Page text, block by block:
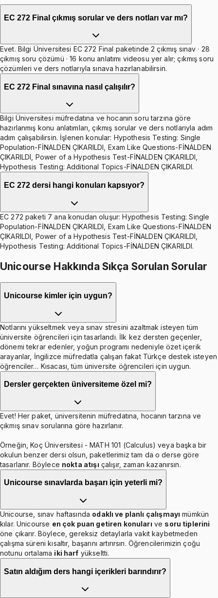
EC 272 Final çıkmış sorular ve ders notları var mı?
Evet. Bilgi Üniversitesi EC 272 Final paketinde 2 çıkmış sınav · 28
çıkmış soru çözümü · 16 konu anlatımı videosu yer alır; çıkmış soru
çözümleri ve ders notlarıyla sınava hazırlanabilirsin.
EC 272 Final sınavına nasıl çalışılır?
Bilgi Üniversitesi müfredatına ve hocanın soru tarzına göre
hazırlanmış konu anlatımları, çıkmış sorular ve ders notlarıyla adım
adım çalışabilirsin. İşlenen konular: Hypothesis Testing: Single
Population-FİNALDEN ÇIKARILDI, Exam Like Questions-FİNALDEN
ÇIKARILDI, Power of a Hypothesis Test-FİNALDEN ÇIKARILDI,
Hypothesis Testing: Additional Topics-FİNALDEN ÇIKARILDI.
EC 272 dersi hangi konuları kapsıyor?
EC 272 paketi 7 ana konudan oluşur: Hypothesis Testing: Single
Population-FİNALDEN ÇIKARILDI, Exam Like Questions-FİNALDEN
ÇIKARILDI, Power of a Hypothesis Test-FİNALDEN ÇIKARILDI,
Hypothesis Testing: Additional Topics-FİNALDEN ÇIKARILDI.
Unicourse Hakkında Sıkça Sorulan Sorular
Unicourse kimler için uygun?
Notlarını yükseltmek veya sınav stresini azaltmak isteyen tüm
üniversite öğrencileri için tasarlandı. İlk kez dersten geçenler,
dönemi tekrar edenler, yoğun programı nedeniyle özet içerik
arayanlar, İngilizce müfredatla çalışan fakat Türkçe destek isteyen
öğrenciler… Kısacası, tüm üniversite öğrencileri için uygun.
Dersler gerçekten üniversiteme özel mi?
Evet! Her paket, üniversitenin müfredatına, hocanın tarzına ve
çıkmış sınav sorularına göre hazırlanır.
Örneğin, Koç Üniversitesi - MATH 101 (Calculus) veya başka bir
okulun benzer dersi olsun, paketlerimiz tam da o derse göre
tasarlanır. Böylece nokta atışı çalışır, zaman kazanırsın.
Unicourse sınavlarda başarı için yeterli mi?
Unicourse, sınav haftasında odaklı ve planlı çalışmayı mümkün
kılar. Unicourse en çok puan getiren konuları ve soru tiplerini
öne çıkarır. Böylece, gereksiz detaylarla vakit kaybetmeden
çalışma süreni kısaltır, başarını artırırsın. Öğrencilerimizin çoğu
notunu ortalama iki harf yükseltti.
Satın aldığım ders hangi içerikleri barındırır?